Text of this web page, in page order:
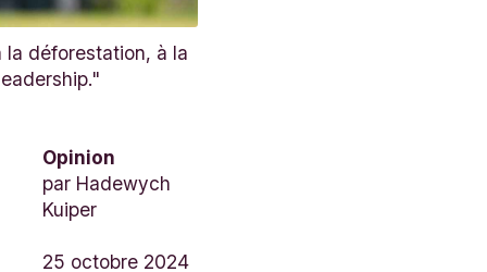
la déforestation, à la
Opinion
par Hadewych
Kuiper
25 octobre 2024